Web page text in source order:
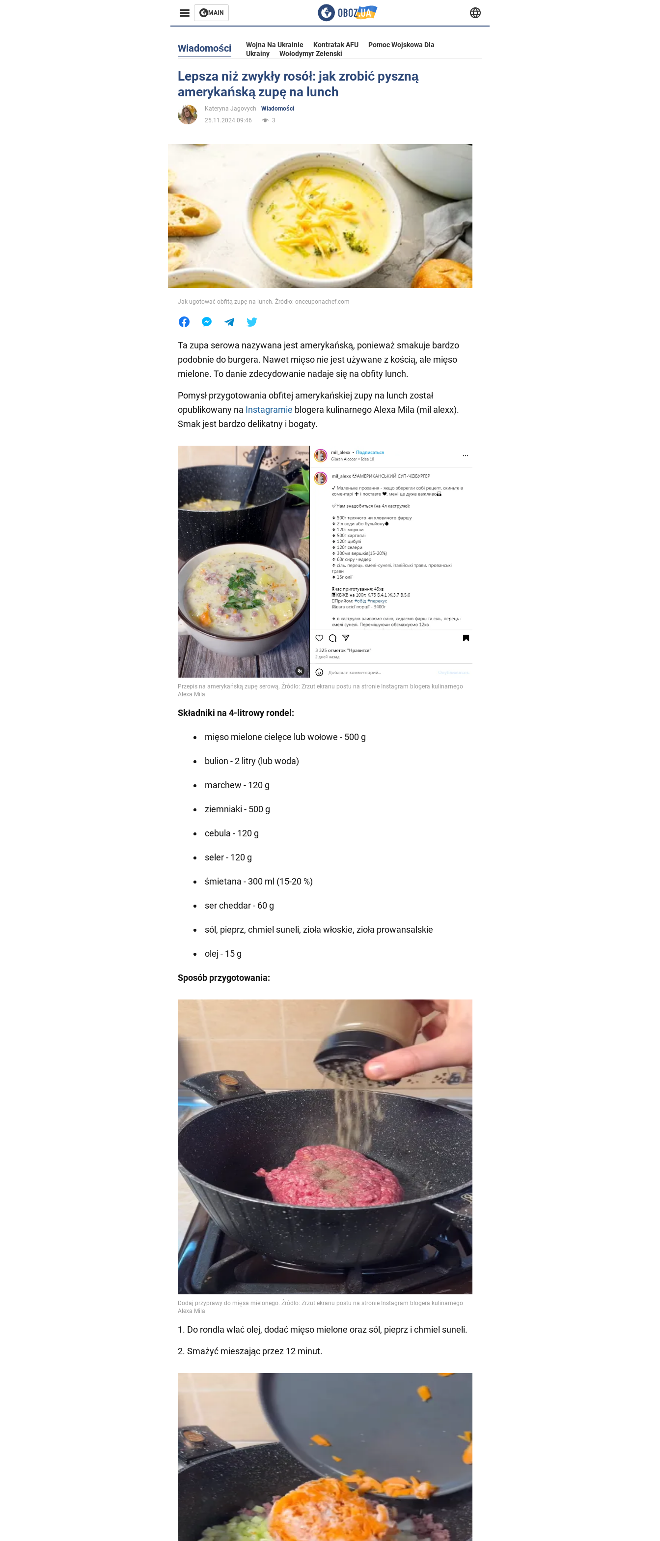
MAIN
Rozrywka
Życie
Wojna na Ukrainie
Świat
Jedzenie
Wiadomości Wojna Na Ukrainie Kontratak AFU
Pomoc Wojskowa Dla
Ukrainy
Wołodymyr Zełenski
Lepsza niż zwykły rosół: jak zrobić pyszną
amerykańską zupę na lunch
Kateryna Jagovych
Wiadomości
25.11.2024 09:46
3
Jak ugotować obfitą zupę na lunch. Źródło: onceuponachef.com
Ta zupa serowa nazywana jest amerykańską, ponieważ smakuje bardzo
podobnie do burgera. Nawet mięso nie jest używane z kością, ale mięso
mielone. To danie zdecydowanie nadaje się na obfity lunch.
Pomysł przygotowania obfitej amerykańskiej zupy na lunch został
opublikowany na Instagramie blogera kulinarnego Alexa Mila (mil alexx).
Smak jest bardzo delikatny i bogaty.
Składniki na 4-litrowy rondel:
mięso mielone cielęce lub wołowe - 500 g
bulion - 2 litry (lub woda)
marchew - 120 g
ziemniaki - 500 g
cebula - 120 g
seler - 120 g
śmietana - 300 ml (15-20 %)
ser cheddar - 60 g
sól, pieprz, chmiel suneli, zioła włoskie, zioła prowansalskie
olej - 15 g
Sposób przygotowania:
1. Do rondla wlać olej, dodać mięso mielone oraz sól, pieprz i chmiel suneli.
2. Smażyć mieszając przez 12 minut.